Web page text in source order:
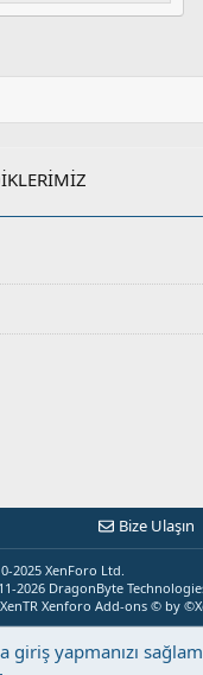
Bize Ulaşın
2025 XenForo Ltd.
2026 DragonByte
Xenforo Add-ons © by
yapmanızı